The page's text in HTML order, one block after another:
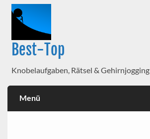
Best-Top
Knobelaufgaben, Rätsel & Gehirnjogging
Menü